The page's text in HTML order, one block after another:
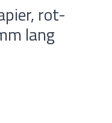
rot-
lang